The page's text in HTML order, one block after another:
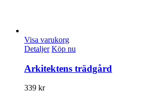
Visa varukorg
Detaljer Köp nu
Arkitektens trädgård
339 kr